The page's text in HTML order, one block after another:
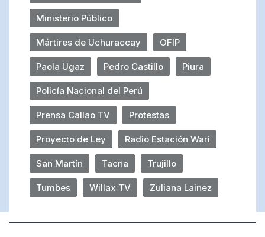
Ministerio Público
Mártires de Uchuraccay OFIP
Paola Ugaz Pedro Castillo Piura
Policía Nacional del Perú
Prensa Callao TV Protestas
Proyecto de Ley Radio Estación Wari
San Martín Tacna Trujillo
Tumbes Willax TV Zuliana Lainez